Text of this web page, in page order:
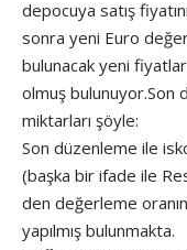
depocuya satış
sonra yeni Euro
bulunacak yeni
olmuş bulunuyor.Son
miktarları şöyle:
Son düzenleme ile
(başka bir ifade ile
den değerleme
yapılmış bulunmakta.